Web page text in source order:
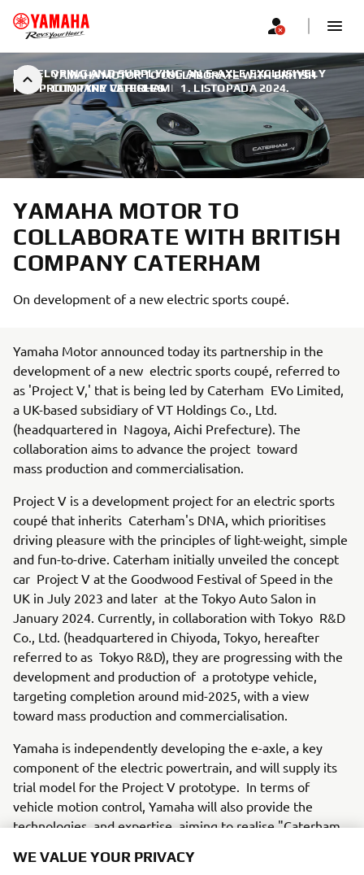
YAMAHA MOTOR TO COLLABORATE WITH BRITISH
COMPANY CATERHAM
DEVELOPING AND SUPPLYING AN E-AXLE EXCLUSIVELY
FOR PROTOTYPE VEHICLES | 1. LISTOPADA 2024.
YAMAHA MOTOR TO
COLLABORATE WITH BRITISH
COMPANY CATERHAM
On development of a new electric sports coupé.
Yamaha Motor announced today its partnership in the
development of a new electric sports coupé, referred to
as 'Project V,' that is being led by Caterham EVo Limited,
a UK-based subsidiary of VT Holdings Co., Ltd.
(headquartered in Nagoya, Aichi Prefecture). The
collaboration aims to advance the project toward
mass production and commercialisation.
Project V is a development project for an electric sports
coupé that inherits Caterham's DNA, which prioritises
driving pleasure with the principles of light-weight, simple
and fun-to-drive. Caterham initially unveiled the concept
car Project V at the Goodwood Festival of Speed in the
UK in July 2023 and later at the Tokyo Auto Salon in
January 2024. Currently, in collaboration with Tokyo R&D
Co., Ltd. (headquartered in Chiyoda, Tokyo, hereafter
referred to as Tokyo R&D), they are progressing with the
development and production of a prototype vehicle,
targeting completion around mid-2025, with a view
toward mass production and commercialisation.
Yamaha is independently developing the e-axle, a key
component of the electric powertrain, and will supply its
trial model for the Project V prototype. In terms of
vehicle motion control, Yamaha will also provide the
technologies and expertise, aiming to realise "Caterham
WE VALUE YOUR PRIVACY